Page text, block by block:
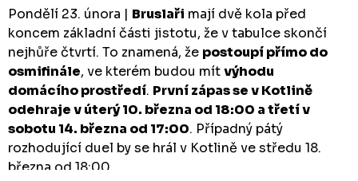
Pondělí 23. února | Bruslaři mají dvě kola před
koncem základní části jistotu, že v tabulce skončí
nejhůře čtvrtí. To znamená, že postoupí přímo do
osmifinále, ve kterém budou mítvýhodu
domácího prostředí. První zápas se v Kotlině
odehraje v úterý 10. března od 18:00 a třetí v
sobotu 14. března od 17:00. Případný pátý
rozhodující duel by se hrál v Kotlině ve středu 18.
března od 18:00.